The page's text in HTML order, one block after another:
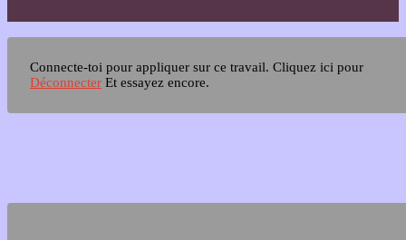
Connecte-toi pour appliquer sur ce travail. Cliquez ici pour
Déconnecter Et essayez encore.